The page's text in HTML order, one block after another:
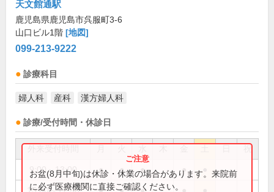
天文館通駅
鹿児島県鹿児島市呉服町3-6
山口ビル1階 [地図]
099-213-9222
診療科目
婦人科 産科 漢方婦人科
診療/受付時間・休診日
祝
9:00～13:00 ● ● ● ●
お盆(8月中旬)は休診・休業の場合があります。来院前
に必ず医療機関に直接ご確認ください。